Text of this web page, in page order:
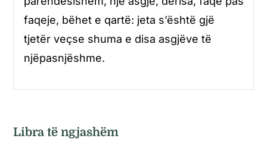
faqeje, bëhet e qartë: jeta s’është gjë
tjetër veçse shuma e disa asgjëve të
njëpasnjëshme.
Libra të ngjashëm